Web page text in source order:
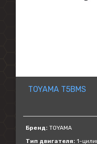
TOYAMA T5BMS
Бренд: TOYAMA
Тип двигателя: 1-